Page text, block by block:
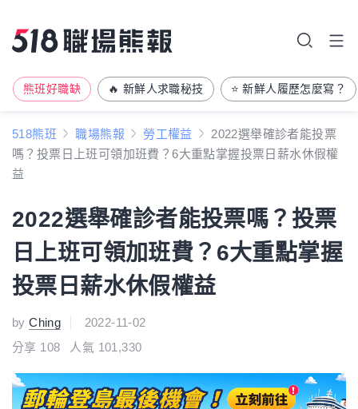
熊班好職缺 🔥 新鮮人求職秘技 ⭐ 新鮮人履歷怎麼寫？
518熊班 職場熊報 勞工權益
2022選舉確診者能投票
嗎？投票日上班可領加班費？6大重點掌握投票日薪水休假權
益
2022選舉確診者能投票嗎？投票
日上班可領加班費？6大重點掌握
投票日薪水休假權益
byChing
2022-11-02
分享 108 人氣 101,330